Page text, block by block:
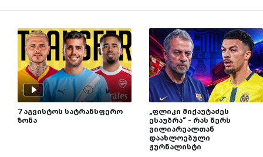
7 აგვისტოს სატრანსფერო
ზონა
„ფლიკი მიქაუტაძეს
ესაუბრა“ - რას წერს
ვილიარეალთან
დაახლოებული
ჟურნალისტი